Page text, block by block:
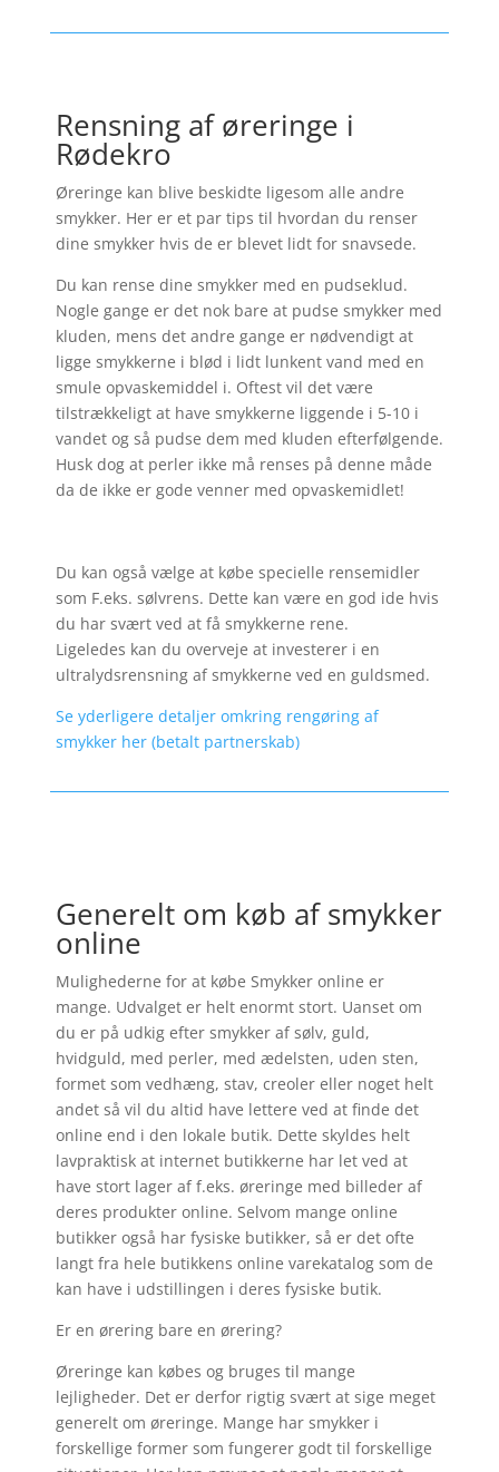
Rensning af øreringe i
Rødekro
Øreringe kan blive beskidte ligesom alle andre
smykker. Her er et par tips til hvordan du renser
dine smykker hvis de er blevet lidt for snavsede.
Du kan rense dine smykker med en pudseklud.
Nogle gange er det nok bare at pudse smykker med
kluden, mens det andre gange er nødvendigt at
ligge smykkerne i blød i lidt lunkent vand med en
smule opvaskemiddel i. Oftest vil det være
tilstrækkeligt at have smykkerne liggende i 5-10 i
vandet og så pudse dem med kluden efterfølgende.
Husk dog at perler ikke må renses på denne måde
da de ikke er gode venner med opvaskemidlet!
Du kan også vælge at købe specielle rensemidler
som F.eks. sølvrens. Dette kan være en god ide hvis
du har svært ved at få smykkerne rene.
Ligeledes kan du overveje at investerer i en
ultralydsrensning af smykkerne ved en guldsmed.
Se yderligere detaljer omkring rengøring af
smykker her (betalt partnerskab)
Generelt om køb af smykker
online
Mulighederne for at købe Smykker online er
mange. Udvalget er helt enormt stort. Uanset om
du er på udkig efter smykker af sølv, guld,
hvidguld, med perler, med ædelsten, uden sten,
formet som vedhæng, stav, creoler eller noget helt
andet så vil du altid have lettere ved at finde det
online end i den lokale butik. Dette skyldes helt
lavpraktisk at internet butikkerne har let ved at
have stort lager af f.eks. øreringe med billeder af
deres produkter online. Selvom mange online
butikker også har fysiske butikker, så er det ofte
langt fra hele butikkens online varekatalog som de
kan have i udstillingen i deres fysiske butik.
Er en ørering bare en ørering?
Øreringe kan købes og bruges til mange
lejligheder. Det er derfor rigtig svært at sige meget
generelt om øreringe. Mange har smykker i
forskellige former som fungerer godt til forskellige